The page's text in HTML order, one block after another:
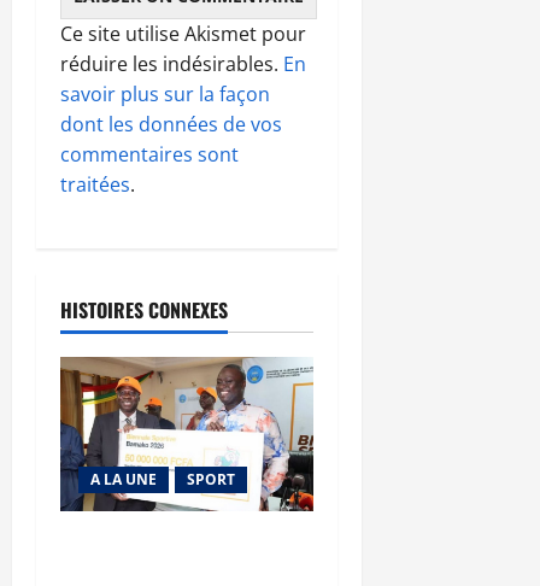
Ce site utilise Akismet pour
réduire les indésirables. En
savoir plus sur la façon
dont les données de vos
commentaires sont
traitées.
HISTOIRES CONNEXES
A LA UNE SPORT